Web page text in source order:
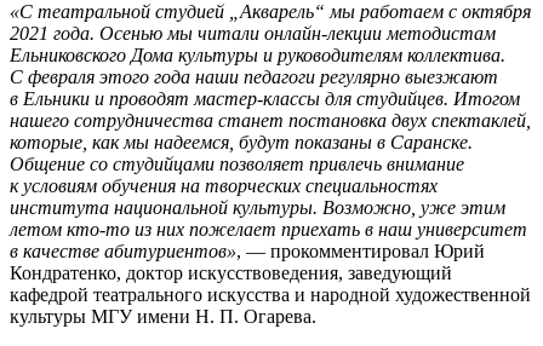
«С театральной студией „Акварель“ мы работаем с октября
2021 года. Осенью мы читали онлайн-лекции методистам
Ельниковского Дома культуры и руководителям коллектива.
С февраля этого года наши педагоги регулярно выезжают
в Ельники и проводят мастер-классы для студийцев. Итогом
нашего сотрудничества станет постановка двух спектаклей,
которые, как мы надеемся, будут показаны в Саранске.
Общение со студийцами позволяет привлечь внимание
к условиям обучения на творческих специальностях
института национальной культуры. Возможно, уже этим
летом кто-то из них пожелает приехать в наш университет
в качестве абитуриентов», — прокомментировал Юрий
Кондратенко, доктор искусствоведения, заведующий
кафедрой театрального искусства и народной художественной
культуры МГУ имени Н. П. Огарева.